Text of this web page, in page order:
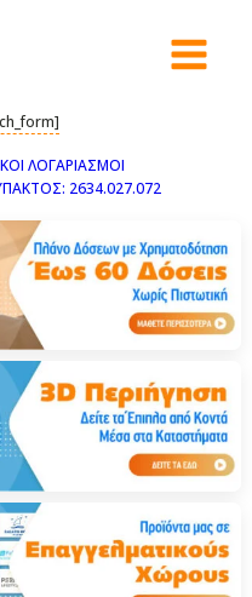
ΛΟΓΑΡΙΑΣΜΟΙ
2634.027.072